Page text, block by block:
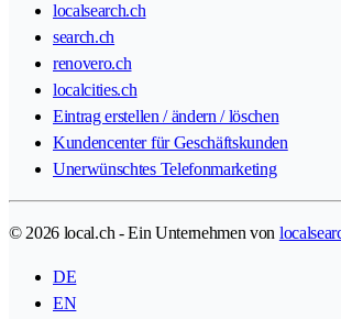
localsearch.ch
search.ch
renovero.ch
localcities.ch
Eintrag erstellen / ändern / löschen
Kundencenter für Geschäftskunden
Unerwünschtes Telefonmarketing
© 2026 local.ch - Ein Unternehmen von
DE
EN